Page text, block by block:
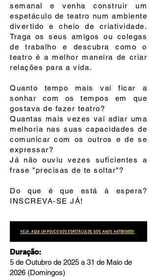
semanal e venha construir um
espetáculo de teatro num ambiente
divertido e cheio de criatividade.
Traga os seus amigos ou colegas
de trabalho e descubra como o
teatro é a melhor maneira de criar
relações para a vida.
Quanto tempo mais vai ficar a
sonhar com os tempos em que
gostava de fazer teatro?
Quantas mais vezes vai adiar uma
melhoria nas suas capacidades de
comunicar com os outros e de se
expressar?
Já não ouviu vezes suficientes a
frase "precisas de te soltar"?
Do que é que está à espera?
INSCREVA-SE JÁ!
VEJA AQUI UM POUCO DOS ESPETÁCULOS DOS ANOS ANTERIORES!
Duração:
5 de Outubro de 2025 a 31 de Maio de
2026 (Domingos)